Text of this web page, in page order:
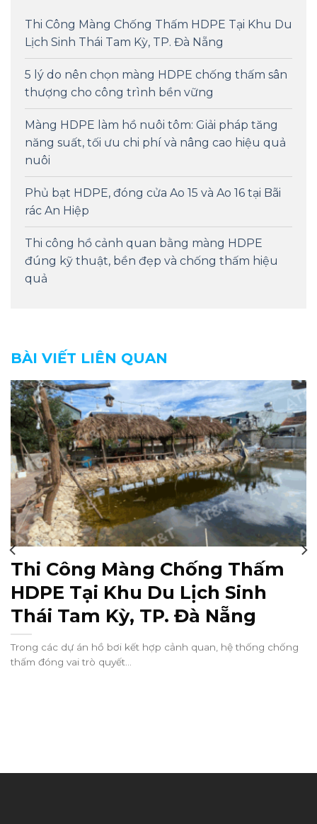
Thi Công Màng Chống Thấm HDPE Tại Khu Du
Lịch Sinh Thái Tam Kỳ, TP. Đà Nẵng
5 lý do nên chọn màng HDPE chống thấm sân
thượng cho công trình bền vững
Màng HDPE làm hồ nuôi tôm: Giải pháp tăng
năng suất, tối ưu chi phí và nâng cao hiệu quả
nuôi
Phủ bạt HDPE, đóng cửa Ao 15 và Ao 16 tại Bãi
rác An Hiệp
Thi công hồ cảnh quan bằng màng HDPE
đúng kỹ thuật, bền đẹp và chống thấm hiệu
quả
BÀI VIẾT LIÊN QUAN
Thi Công Màng Chống Thấm
HDPE Tại Khu Du Lịch Sinh
Thái Tam Kỳ, TP. Đà Nẵng
Trong các dự án hồ bơi kết hợp cảnh quan, hệ thống chống
thấm đóng vai trò quyết...